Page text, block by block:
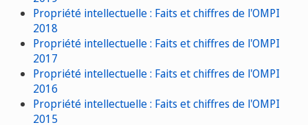
Propriété intellectuelle : Faits et chiffres de l'OMPI
2018
Propriété intellectuelle : Faits et chiffres de l'OMPI
2017
Propriété intellectuelle : Faits et chiffres de l'OMPI
2016
Propriété intellectuelle : Faits et chiffres de l'OMPI
2015